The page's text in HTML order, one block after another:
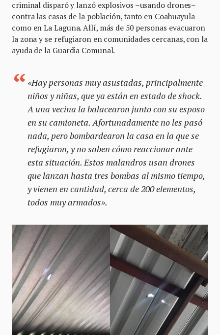
criminal disparó y lanzó explosivos –usando drones–
contra las casas de la población, tanto en Coahuayula
como en La Laguna. Allí, más de 50 personas evacuaron
la zona y se refugiaron en comunidades cercanas, con la
ayuda de la Guardia Comunal.
«Hay personas muy asustadas, principalmente
niños y niñas, que ya están en estado de shock.
A una vecina la balacearon junto con su esposo
en su camioneta. Afortunadamente no les pasó
nada, pero bombardearon la casa en la que se
refugiaron, y no saben cómo reaccionar ante
esta situación. Estos malandros usan drones
que lanzan hasta tres bombas al mismo tiempo,
y vienen en cantidad, cerca de 200 elementos,
todos muy armados».